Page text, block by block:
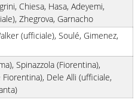
Chiesa, Hasa, Adeyemi,
Zhegrova, Garnacho
(ufficiale), Soulé, Gimenez,
Spinazzola (Fiorentina),
Dele Alli (ufficiale,